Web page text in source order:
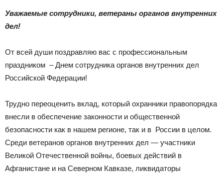
Уважаемые сотрудники, ветераны органов внутренних
дел!
От всей души поздравляю вас с профессиональным
праздником – Днем сотрудника органов внутренних дел
Российской Федерации!
Трудно переоценить вклад, который охранники правопорядка
внесли в обеспечение законности и общественной
безопасности как в нашем регионе, так и в России в целом.
Среди ветеранов органов внутренних дел — участники
Великой Отечественной войны, боевых действий в
Афганистане и на Северном Кавказе, ликвидаторы